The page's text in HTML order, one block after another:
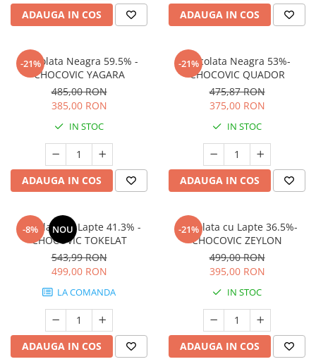
ADAUGA IN COS ADAUGA IN COS
-21%
Ciocolata Neagra 59.5% -
CHOCOVIC YAGARA
485,00 RON
385,00 RON
IN STOC
ADAUGA IN COS
-21%
Ciocolata Neagra 53%-
CHOCOVIC QUADOR
475,87 RON
375,00 RON
IN STOC
ADAUGA IN COS
-8% NOU
Ciocolata cu Lapte 41.3% -
CHOCOVIC TOKELAT
543,99 RON
499,00 RON
LA COMANDA
ADAUGA IN COS
-21%
Ciocolata cu Lapte 36.5%-
CHOCOVIC ZEYLON
499,00 RON
395,00 RON
IN STOC
ADAUGA IN COS